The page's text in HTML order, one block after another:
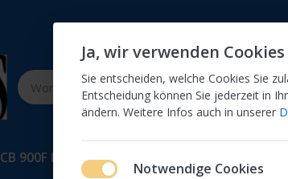
CB 900F Bol Dor
Ja, wir verwenden Cookies
Sie entscheiden, welche Cookies Sie
Entscheidung können Sie jederzeit in
ändern. Weitere Infos auch in unserer
Notwendige Cookies